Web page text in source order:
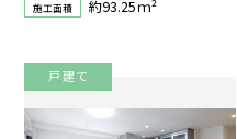
施工面積 約93.25ｍ²
戸建て